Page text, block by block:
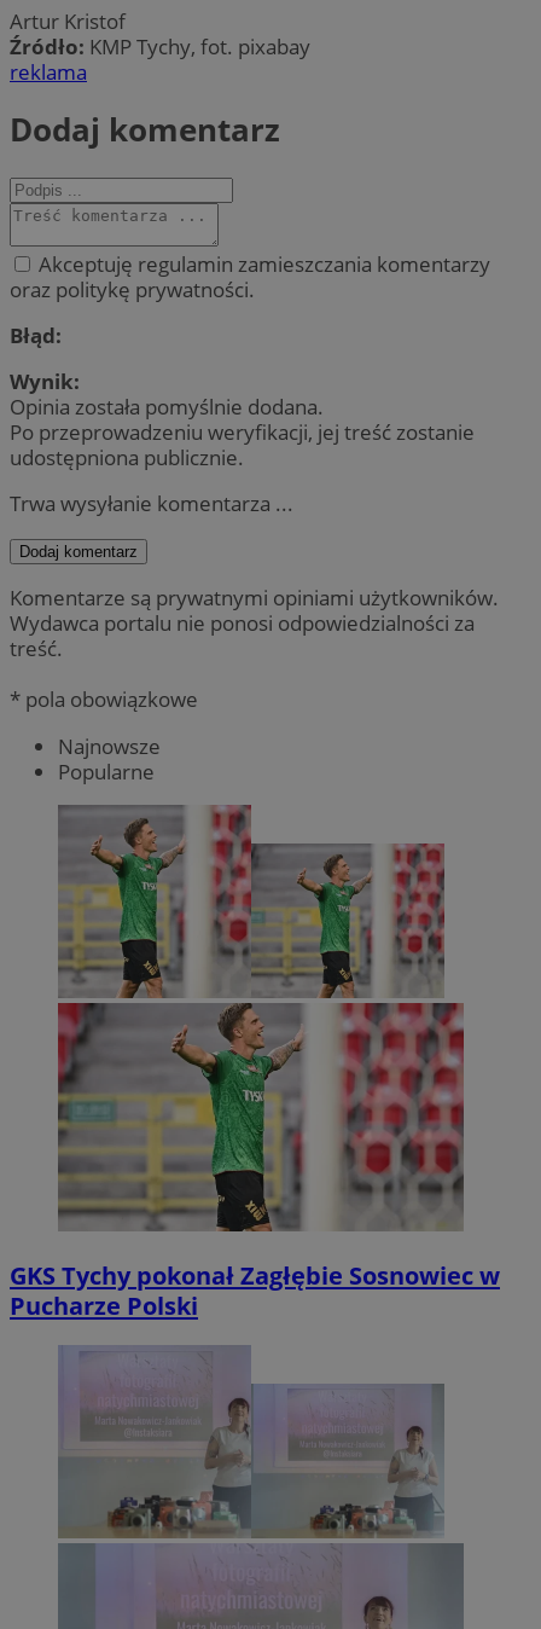
Artur Kristof
Źródło: KMP Tychy, fot. pixabay
reklama
Dodaj komentarz
Akceptuję regulamin zamieszczania komentarzy
oraz politykę prywatności.
Błąd:
Wynik:
Opinia została pomyślnie dodana.
Po przeprowadzeniu weryfikacji, jej treść zostanie
udostępniona publicznie.
Trwa wysyłanie komentarza ...
Dodaj komentarz
Komentarze są prywatnymi opiniami użytkowników.
Wydawca portalu nie ponosi odpowiedzialności za
treść.
* pola obowiązkowe
Najnowsze
Popularne
GKS Tychy pokonał Zagłębie Sosnowiec w
Pucharze Polski